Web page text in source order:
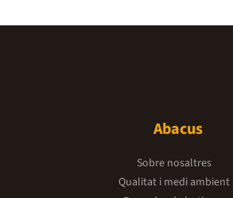
Abacus
Sobre nosaltres
Qualitat i medi ambient